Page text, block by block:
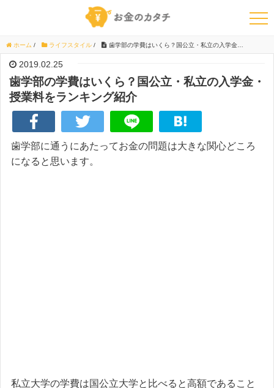
ホーム / ライフスタイル / 歯学部の学費はいくら？国公立・私立の入学金・授業料をランキング紹介
2019.02.25
歯学部の学費はいくら？国公立・私立の入学金・
授業料をランキング紹介
歯学部に通うにあたってお金の問題は大きな関心どころ
になると思います。
私立大学の学費は国公立大学と比べると高額であること